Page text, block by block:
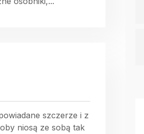
szczerze i z
niosą ze sobą tak